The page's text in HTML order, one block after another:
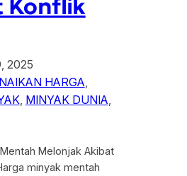
Konflik
2025
HARGA
, MINYAK DUNIA
Melonjak Akibat
minyak mentah